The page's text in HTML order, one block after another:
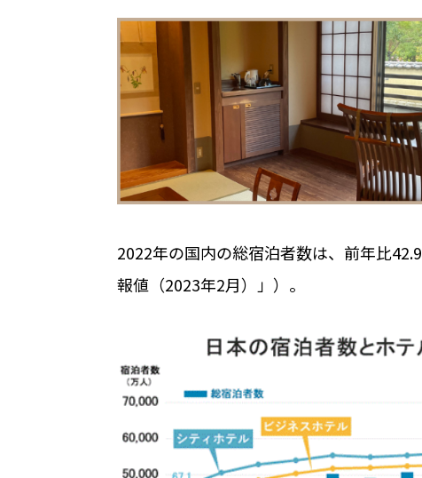
2022年の国内の総宿泊者数は、前年比42.9
報値（2023年2月）」）。